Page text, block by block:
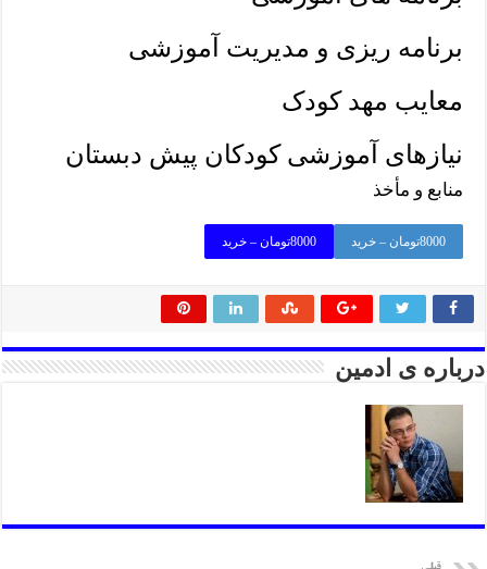
برنامه ریزی و مدیریت آموزشی
معایب مهد کودک
نیازهای آموزشی کودکان پیش دبستان
منابع و مأخذ
8000تومان – خرید
درباره ی ادمین